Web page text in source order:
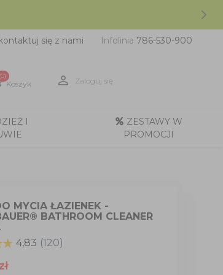
się z nami Infolinia 786-530-900
Koszyk
(0)  Zaloguj się
I
ZESTAWY W
PROMOCJI
MYCIA ŁAZIENEK -
BATHROOM CLEANER